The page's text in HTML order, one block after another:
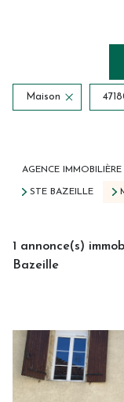
Maison
AGENCE
STE BAZEILLE
1 annonce(s)
Bazeille